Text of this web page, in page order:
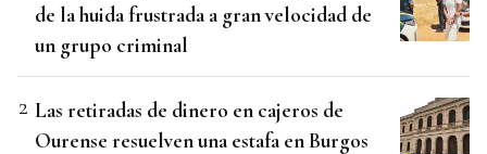
de la huida frustrada a gran velocidad de
un grupo criminal
Las retiradas de dinero en cajeros de
Ourense resuelven una estafa en Burgos